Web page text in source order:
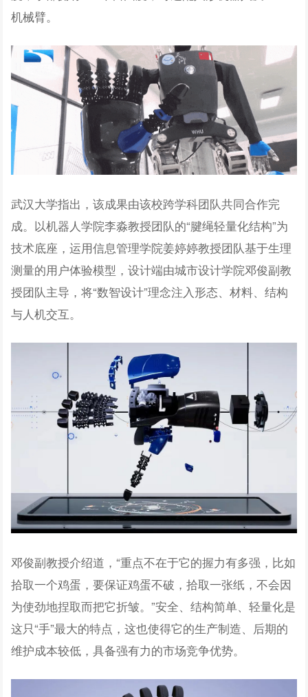
机械臂。
武汉大学指出，该成果由该校跨学科团队共同合作完
成。以机器人学院李淼教授团队的“腱绳轻量化结构”为
技术底座，运用信息管理学院姜婷婷教授团队基于生理
测量的用户体验模型，设计端由城市设计学院邓俊副教
授团队主导，将“数智设计”理念注入形态、材料、结构
与人机交互。
邓俊副教授介绍道，“重点不在于它的握力有多强，比如
拾取一个鸡蛋，要保证鸡蛋不破，拾取一张纸，不会因
为使劲地捏取而把它折皱。”安全、结构简单、轻量化是
这只“手”最大的特点，这也使得它的生产制造、后期的
维护成本较低，具备强有力的市场竞争优势。